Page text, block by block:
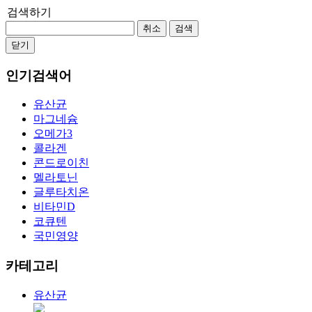
검색하기
취소
검색
닫기
인기검색어
유산균
마그네슘
오메가3
콜라겐
콘드로이친
멜라토닌
글루타치온
비타민D
코큐텐
국민영양
카테고리
유산균